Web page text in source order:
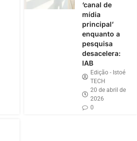
‘canal de
mídia
principal’
enquanto a
pesquisa
desacelera:
IAB
Edição - Istoé
TECH
20 de abril de
2026
0